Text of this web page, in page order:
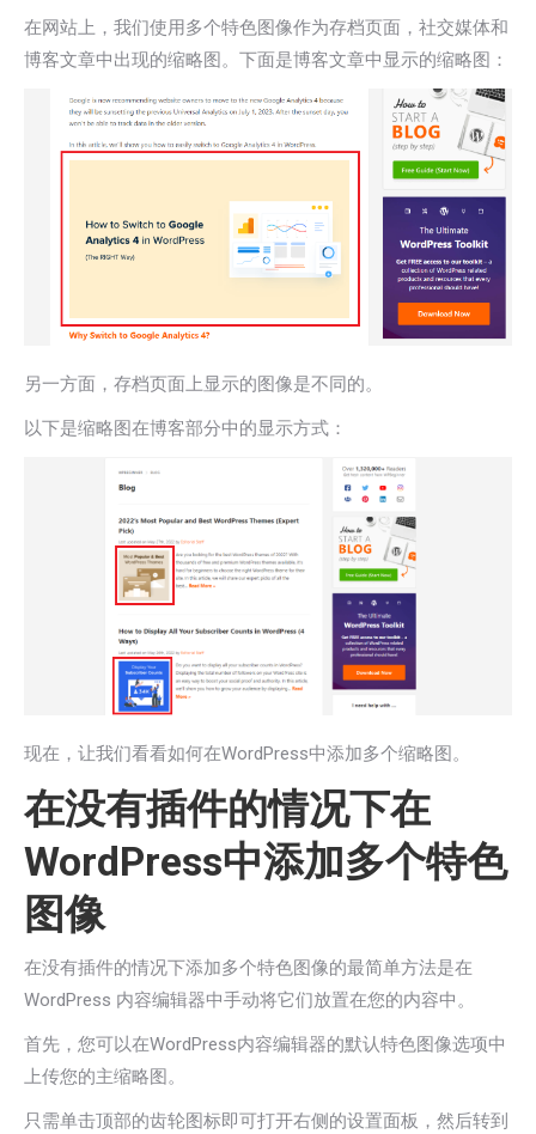
在网站上，我们使用多个特色图像作为存档页面，社交媒体和
博客文章中出现的缩略图。下面是博客文章中显示的缩略图：
另一方面，存档页面上显示的图像是不同的。
以下是缩略图在博客部分中的显示方式：
现在，让我们看看如何在WordPress中添加多个缩略图。
在没有插件的情况下在
WordPress中添加多个特色
图像
在没有插件的情况下添加多个特色图像的最简单方法是在
WordPress 内容编辑器中手动将它们放置在您的内容中。
首先，您可以在WordPress内容编辑器的默认特色图像选项中
上传您的主缩略图。
只需单击顶部的齿轮图标即可打开右侧的设置面板，然后转到